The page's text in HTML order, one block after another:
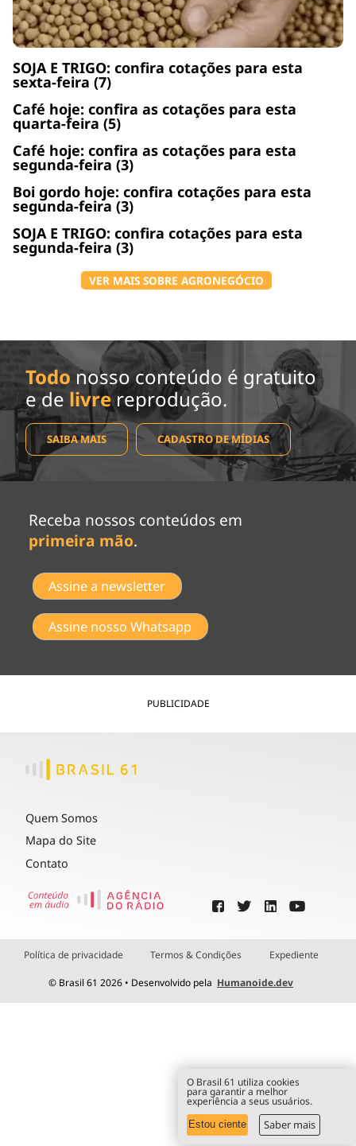
SOJA E TRIGO: confira cotações para esta
sexta-feira (7)
Café hoje: confira as cotações para esta
quarta-feira (5)
Café hoje: confira as cotações para esta
segunda-feira (3)
Boi gordo hoje: confira cotações para esta
segunda-feira (3)
SOJA E TRIGO: confira cotações para esta
segunda-feira (3)
VER MAIS SOBRE AGRONEGÓCIO
Todo nosso conteúdo é gratuito
e de livrereprodução.
SAIBA MAIS CADASTRO DE MÍDIAS
Receba nossos conteúdos em
primeira mão.
Assine a newsletter
Assine nosso Whatsapp
PUBLICIDADE
Quem Somos
Mapa do Site
Contato
Política de privacidade Termos & Condições Expediente
© Brasil 61 2026 • Desenvolvido pela Humanoide.dev
O Brasil 61 utiliza cookies
para garantir a melhor
experiência a seus usuários.
Estou ciente Saber mais